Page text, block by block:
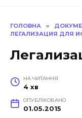
ГОЛОВНА »
ЛЕГАЛИЗАЦИЯ ДЛЯ
НА ЧИТАННЯ
4 хв
ОПУБЛІКОВАНО
01.05.2015